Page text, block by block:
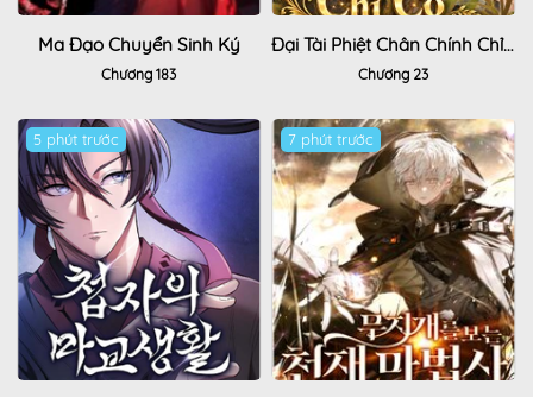
Ma Đạo Chuyển Sinh Ký
Chương 183
Đại Tài Phiệt Chân Chính Chỉ Có Mình Tôi
Chương 23
5 phút trước Hot 7 phút trước Hot